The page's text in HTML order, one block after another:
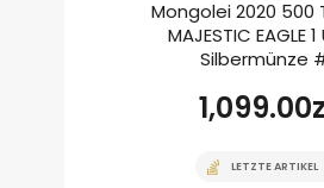
Mongolei 2020 500
MAJESTIC EAGLE
Silbermünze
1,099.00
LETZTE ARTIKEL